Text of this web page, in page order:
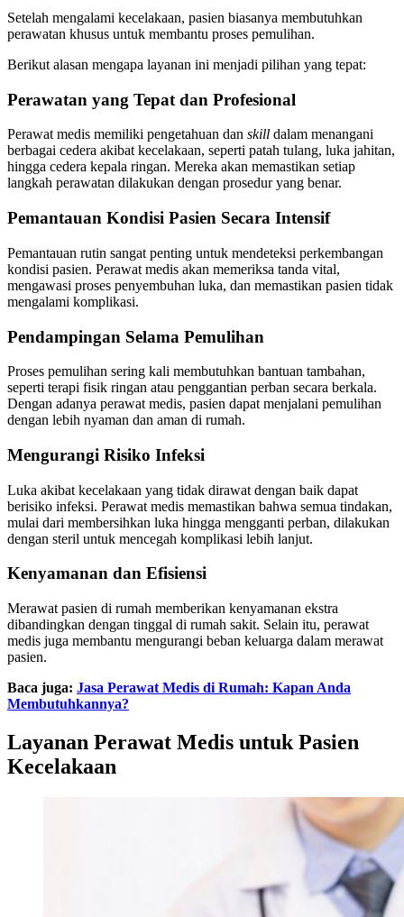
Setelah mengalami kecelakaan, pasien biasanya membutuhkan
perawatan khusus untuk membantu proses pemulihan.
Berikut alasan mengapa layanan ini menjadi pilihan yang tepat:
Perawatan yang Tepat dan Profesional
Perawat medis memiliki pengetahuan dan skill dalam menangani
berbagai cedera akibat kecelakaan, seperti patah tulang, luka jahitan,
hingga cedera kepala ringan. Mereka akan memastikan setiap
langkah perawatan dilakukan dengan prosedur yang benar.
Pemantauan Kondisi Pasien Secara Intensif
Pemantauan rutin sangat penting untuk mendeteksi perkembangan
kondisi pasien. Perawat medis akan memeriksa tanda vital,
mengawasi proses penyembuhan luka, dan memastikan pasien tidak
mengalami komplikasi.
Pendampingan Selama Pemulihan
Proses pemulihan sering kali membutuhkan bantuan tambahan,
seperti terapi fisik ringan atau penggantian perban secara berkala.
Dengan adanya perawat medis, pasien dapat menjalani pemulihan
dengan lebih nyaman dan aman di rumah.
Mengurangi Risiko Infeksi
Luka akibat kecelakaan yang tidak dirawat dengan baik dapat
berisiko infeksi. Perawat medis memastikan bahwa semua tindakan,
mulai dari membersihkan luka hingga mengganti perban, dilakukan
dengan steril untuk mencegah komplikasi lebih lanjut.
Kenyamanan dan Efisiensi
Merawat pasien di rumah memberikan kenyamanan ekstra
dibandingkan dengan tinggal di rumah sakit. Selain itu, perawat
medis juga membantu mengurangi beban keluarga dalam merawat
pasien.
Baca juga: Jasa Perawat Medis di Rumah: Kapan Anda
Membutuhkannya?
Layanan Perawat Medis untuk Pasien
Kecelakaan